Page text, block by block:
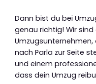
Dann bist du bei
genau richtig! Wir
nach Parla zur Seite
und einem
dass dein Umzug